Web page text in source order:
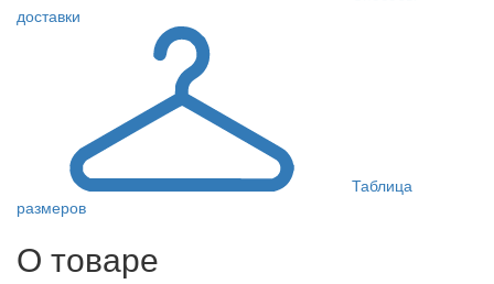
доставки
Таблица
размеров
О товаре